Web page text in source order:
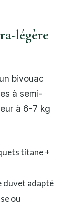
légère
bivouac
à semi-
à 6-7 kg
titane +
duvet adapté
ou